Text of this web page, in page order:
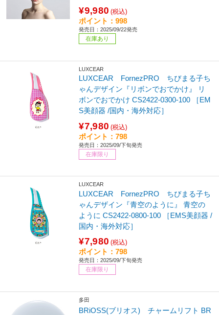
¥9,980 (税込)
ポイント：998
発売日：2025/09/22発売
在庫あり
LUXCEAR
LUXCEAR FornezPRO ちびまる子ち
ゃんデザイン『リボンでおでかけ』 リ
ボンでおでかけ CS2422-0300-100 ［EM
S美顔器 /国内・海外対応］
¥7,980 (税込)
ポイント：798
発売日：2025/09/下旬発売
在庫限り
LUXCEAR
LUXCEAR FornezPRO ちびまる子ち
ゃんデザイン『青空のように』 青空の
ように CS2422-0800-100 ［EMS美顔器 /
国内・海外対応］
¥7,980 (税込)
ポイント：798
発売日：2025/09/下旬発売
在庫限り
多田
BRiOSS(ブリオス) チャームリフト BR